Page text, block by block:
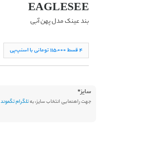
EAGLESEE
بند عینک مدل پهن آبی
۴ قسط ١١۵,۰۰۰ تومانی با اسنپ‌پی
سایز*
جهت راهنمایی انتخاب سایز، بهتلگرام تگموند